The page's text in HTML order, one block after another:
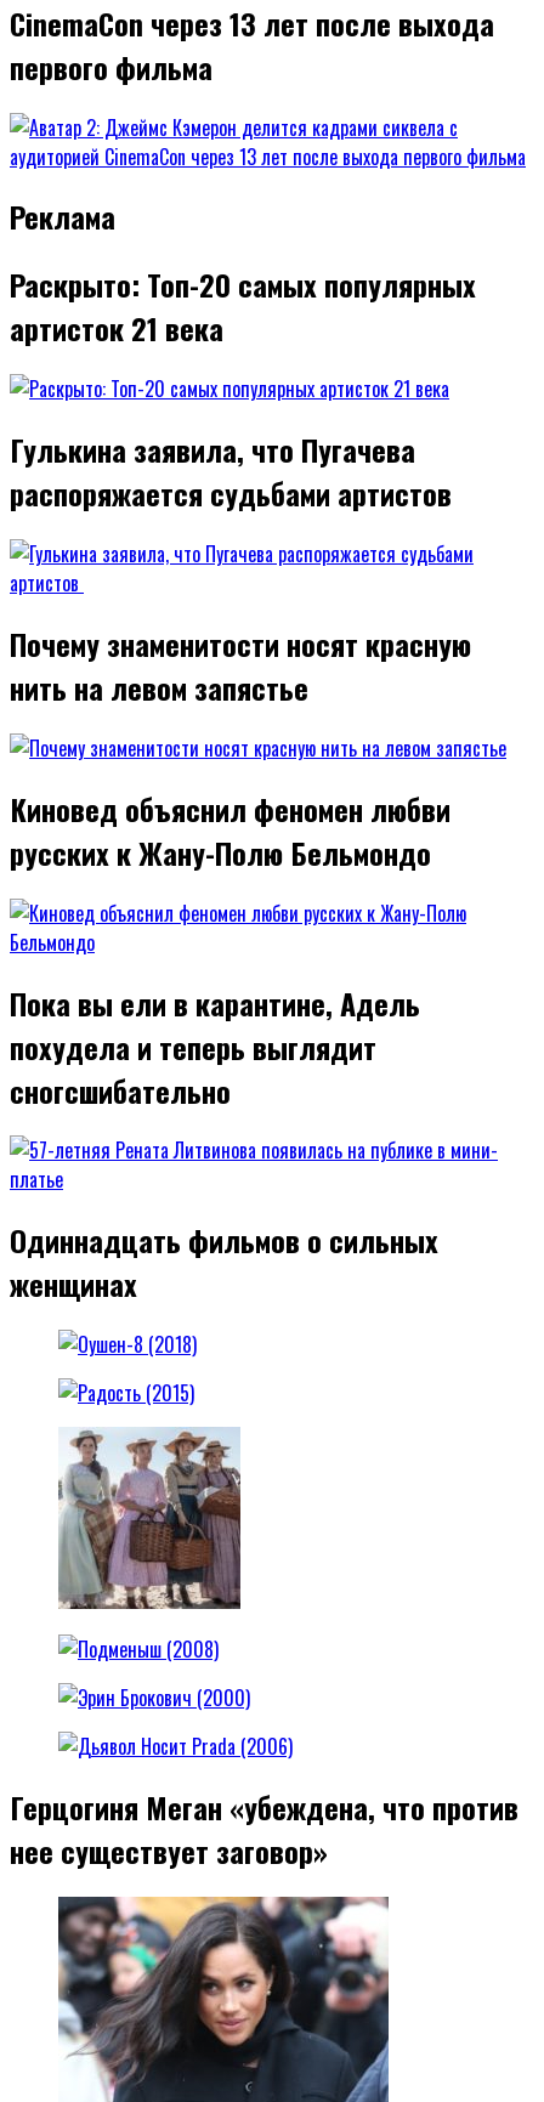
CinemaCon через 13 лет после выхода
первого фильма
Реклама
Раскрыто: Топ-20 самых популярных
артисток 21 века
Гулькина заявила, что Пугачева
распоряжается судьбами артистов
Почему знаменитости носят красную
нить на левом запястье
Киновед объяснил феномен любви
русских к Жану-Полю Бельмондо
Пока вы ели в карантине, Адель
похудела и теперь выглядит
сногсшибательно
Одиннадцать фильмов о сильных
женщинах
Герцогиня Меган «убеждена, что против
нее существует заговор»